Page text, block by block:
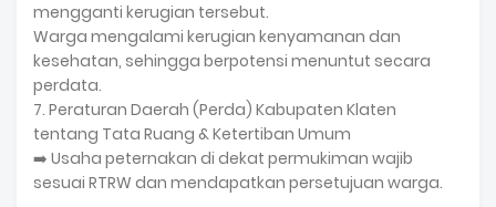
mengganti kerugian tersebut.
Warga mengalami kerugian kenyamanan dan
kesehatan, sehingga berpotensi menuntut secara
perdata.
7. Peraturan Daerah (Perda) Kabupaten Klaten
tentang Tata Ruang & Ketertiban Umum
➡️ Usaha peternakan di dekat permukiman wajib
sesuai RTRW dan mendapatkan persetujuan warga.